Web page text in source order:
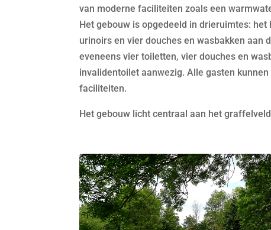
van moderne faciliteiten zoals een
Het gebouw is opgedeeld in drieruimtes:
urinoirs en vier douches en wasbakken aan
eveneens vier toiletten, vier douches en
invalidentoilet aanwezig. Alle gasten
faciliteiten.
Het gebouw licht centraal aan het